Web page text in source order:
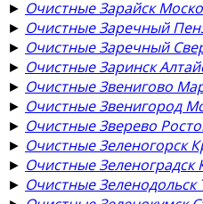
► Очистные Зарайск
► Очистные Заречный
► Очистные Заречный
► Очистные Заринск
► Очистные Звенигово
► Очистные Звенигород
► Очистные Зверево
► Очистные Зеленогорск
► Очистные Зеленоградск
► Очистные Зеленодольск